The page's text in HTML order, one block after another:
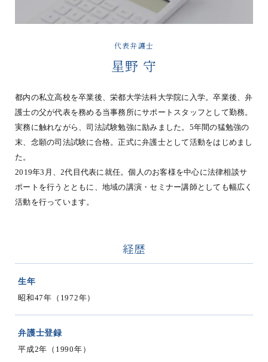
代表弁護士
星野 守
都内の私立高校を卒業後、栄都大学法科大学院に入学。卒業後、弁
護士の父が代表を務める当事務所にサポートスタッフとして勤務。
実務に触れながら、司法試験勉強に励みました。5年間の猛勉強の
末、念願の司法試験に合格。正式に弁護士として活動をはじめまし
た。
2019年3月、2代目代表に就任。個人のお客様を中心に法律相談サ
ポートを行うとともに、地域の講演・セミナー講師としても幅広く
活動を行っています。
経歴
生年
昭和47年（1972年）
弁護士登録
平成2年（1990年）